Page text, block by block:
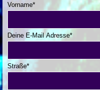
Vorname*
Deine E-Mail Adresse*
Straße*